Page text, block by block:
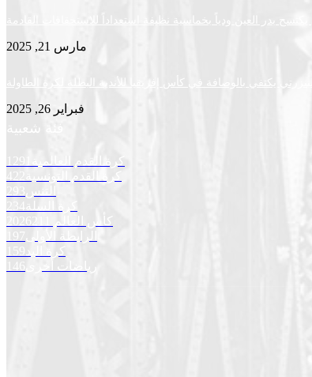
يكتسح بدر العين ودياً بخماسية نظيفة استعداداً للاستحقاقات القادمة
مارس 21, 2025
يكتفي بالوصافة في كأس إفريقيا للأندية البطلة لكرة الطاولة
فبراير 26, 2025
فئة شعبية
كرة القدم العالمية
1291
كرة القدم التونسية
422
التنس
293
كرة السلة234
كأس العالم 2026
الرابطة الأولى 197
كرة اليد 159
رياضات أخرى 146